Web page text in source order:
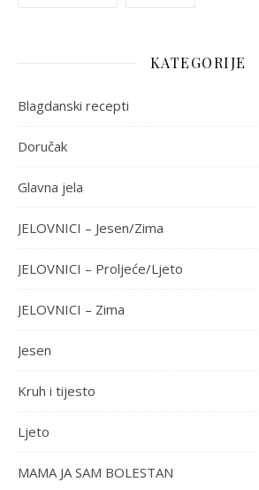
KATEGORIJE
Blagdanski recepti
Doručak
Glavna jela
JELOVNICI – Jesen/Zima
JELOVNICI – Proljeće/Ljeto
JELOVNICI – Zima
Jesen
Kruh i tijesto
Ljeto
MAMA JA SAM BOLESTAN